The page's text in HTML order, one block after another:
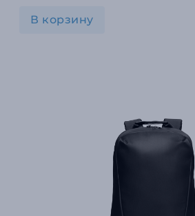
В корзину